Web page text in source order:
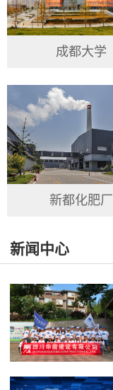
成都大学
新都化肥厂
新闻中心